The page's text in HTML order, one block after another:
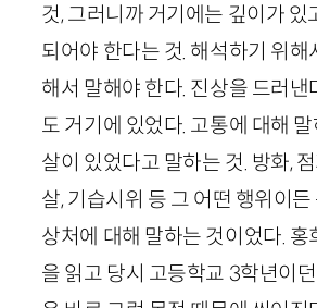
것, 그러니까 거기에는 깊이가 있
되어야 한다는 것. 해석하기 위해
해서 말해야 한다. 진상을 드러낸
도 거기에 있었다. 고통에 대해
살이 있었다고 말하는 것. 방화,
살, 기습시위 등 그 어떤 행위이
상처에 대해 말하는 것이었다. 홍
을 읽고 당시 고등학교 3학년이